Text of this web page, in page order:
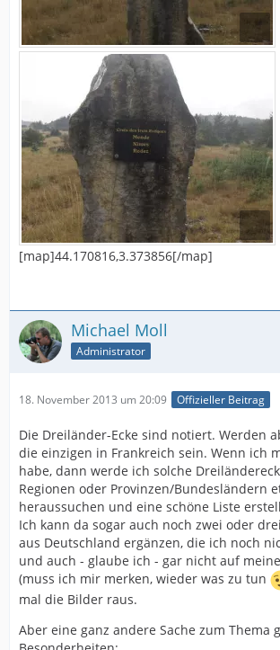
[map]44.170816,3.373856[/map]
Michael Moll
Administrator
18. November 2013 um 20:09 Offizieller Beitrag
Die Dreiländer-Ecke sind notiert. Werden
die einzigen in Frankreich sein. Wenn ich
habe, dann werde ich solche
Regionen oder Provinzen/Bundesländern
heraussuchen und eine schöne Liste
Ich kann da sogar auch noch zwei oder
aus Deutschland ergänzen, die ich noch
und auch - glaube ich - gar nicht auf
(muss ich mir merken, wieder was zu tun
mal die Bilder raus.
Aber eine ganz andere Sache zum Thema